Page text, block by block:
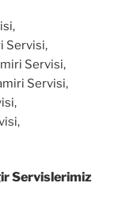
Servisi,
Servisi,
Servisi,
Servislerimiz